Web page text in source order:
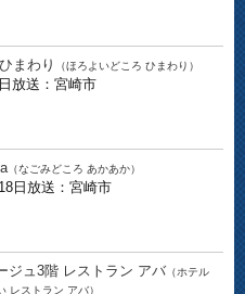
まわり （ほろよいどころ ひまわり）
放送：宮崎市
（なごみどころ あかあか）
日放送：宮崎市
ジュ3階 レストラン アバ （ホテル
レストラン アバ）